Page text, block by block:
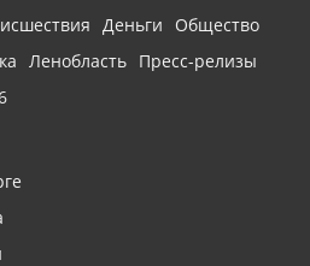
Деньги
Общество
Ленобласть Пресс-релизы